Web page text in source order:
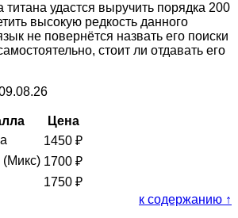
удастся выручить порядка 200
высокую редкость данного
не повернётся назвать его поиски
стоит ли отдавать его
Цена
1450 ₽
(Микс) 1700 ₽
1750 ₽
к содержанию ↑